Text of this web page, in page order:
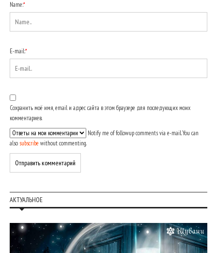
Name:*
E-mail:*
Сохранить моё имя, email и адрес сайта в этом браузере для последующих моих
комментариев.
Notify me of followup comments via e-mail. You can
also subscribe without commenting.
АКТУАЛЬНОЕ